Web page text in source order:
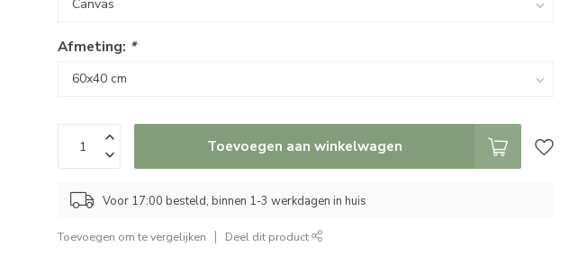
Afmeting: *
Toevoegen aan winkelwagen
Voor 17:00 besteld, binnen 1-3 werkdagen in huis
Toevoegen om te vergelijken Deel dit product